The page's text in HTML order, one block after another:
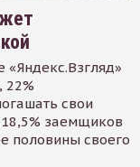
22%
свои
заемщиков
половины своего